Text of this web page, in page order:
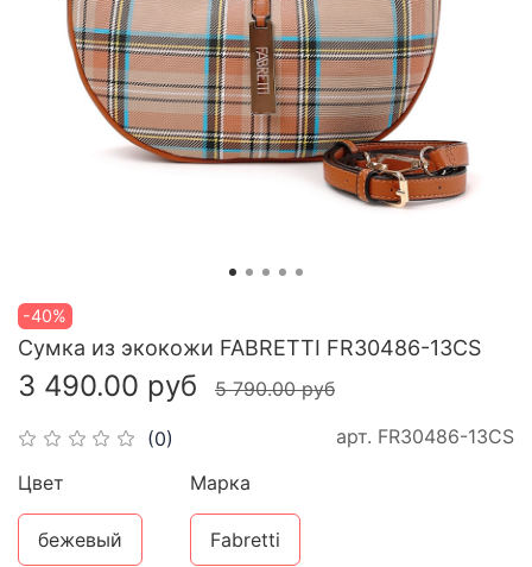
-40%
(0) арт. FR30486-13CS
Сумка из экокожи FABRETTI FR30486-13CS
3 490.00 руб 5 790.00 руб
Цвет
бежевый
Марка
Fabretti